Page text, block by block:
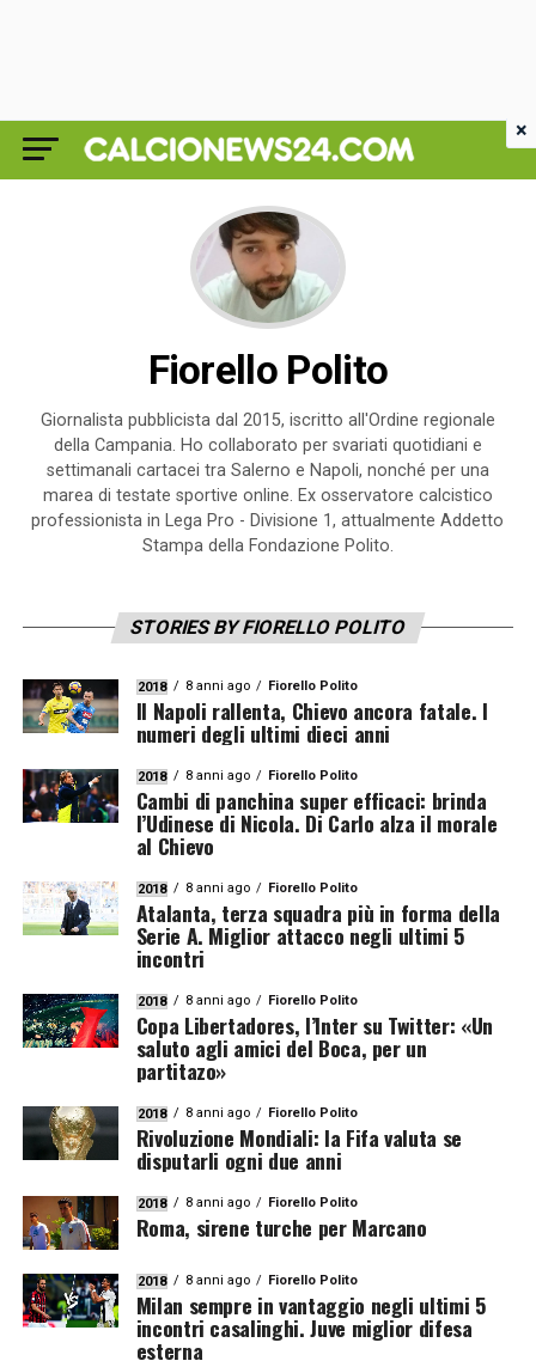
Fiorello Polito
Giornalista pubblicista dal 2015, iscritto all'Ordine regionale
della Campania. Ho collaborato per svariati quotidiani e
settimanali cartacei tra Salerno e Napoli, nonché per una
marea di testate sportive online. Ex osservatore calcistico
professionista in Lega Pro - Divisione 1, attualmente Addetto
Stampa della Fondazione Polito.
STORIES BY FIORELLO POLITO
2018 8 anni ago Fiorello Polito
Il Napoli rallenta, Chievo ancora fatale. I
numeri degli ultimi dieci anni
2018 8 anni ago Fiorello Polito
Cambi di panchina super efficaci: brinda
l’Udinese di Nicola. Di Carlo alza il morale
al Chievo
2018 8 anni ago Fiorello Polito
Atalanta, terza squadra più in forma della
Serie A. Miglior attacco negli ultimi 5
incontri
2018 8 anni ago Fiorello Polito
Copa Libertadores, l’Inter su Twitter: «Un
saluto agli amici del Boca, per un
partitazo»
2018 8 anni ago Fiorello Polito
Rivoluzione Mondiali: la Fifa valuta se
disputarli ogni due anni
2018 8 anni ago Fiorello Polito
Roma, sirene turche per Marcano
2018 8 anni ago Fiorello Polito
Milan sempre in vantaggio negli ultimi 5
incontri casalinghi. Juve miglior difesa
esterna
×